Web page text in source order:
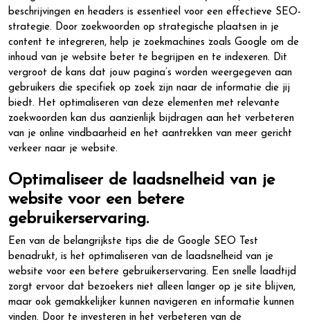
beschrijvingen en headers is essentieel voor een effectieve SEO-
strategie. Door zoekwoorden op strategische plaatsen in je
content te integreren, help je zoekmachines zoals Google om de
inhoud van je website beter te begrijpen en te indexeren. Dit
vergroot de kans dat jouw pagina’s worden weergegeven aan
gebruikers die specifiek op zoek zijn naar de informatie die jij
biedt. Het optimaliseren van deze elementen met relevante
zoekwoorden kan dus aanzienlijk bijdragen aan het verbeteren
van je online vindbaarheid en het aantrekken van meer gericht
verkeer naar je website.
Optimaliseer de laadsnelheid van je
website voor een betere
gebruikerservaring.
Een van de belangrijkste tips die de Google SEO Test
benadrukt, is het optimaliseren van de laadsnelheid van je
website voor een betere gebruikerservaring. Een snelle laadtijd
zorgt ervoor dat bezoekers niet alleen langer op je site blijven,
maar ook gemakkelijker kunnen navigeren en informatie kunnen
vinden. Door te investeren in het verbeteren van de